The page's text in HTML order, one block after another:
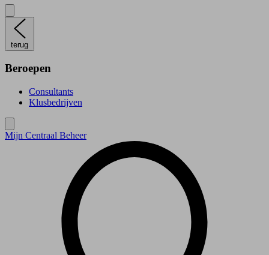
terug
Beroepen
Consultants
Klusbedrijven
Mijn Centraal Beheer